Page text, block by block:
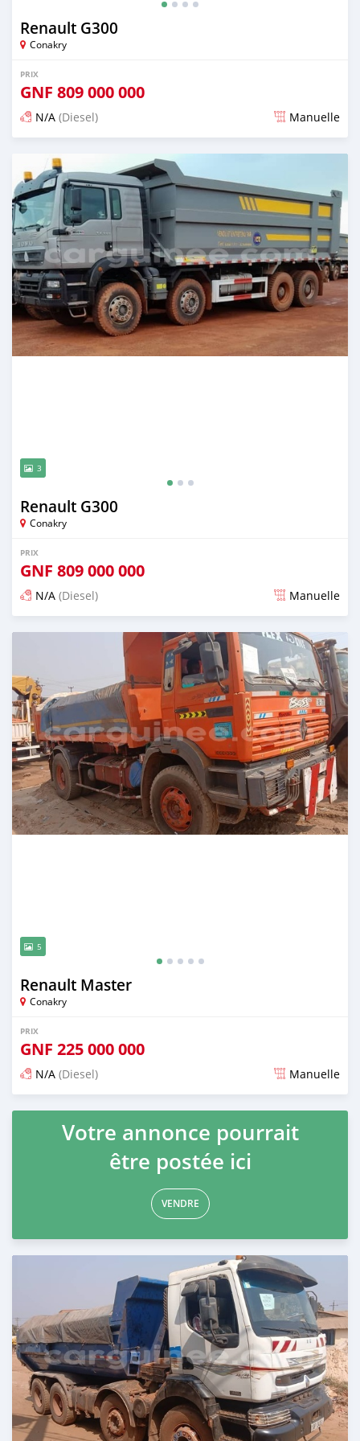
Renault G300
Conakry
PRIX
GNF 809 000 000
N/A (Diesel) Manuelle
3
Renault G300
Conakry
PRIX
GNF 809 000 000
N/A (Diesel) Manuelle
Publié il y a plus d'un an
5
Renault Master
Conakry
PRIX
GNF 225 000 000
N/A (Diesel) Manuelle
Publié il y a plus d'un an
Votre annonce pourrait
être postée ici
VENDRE